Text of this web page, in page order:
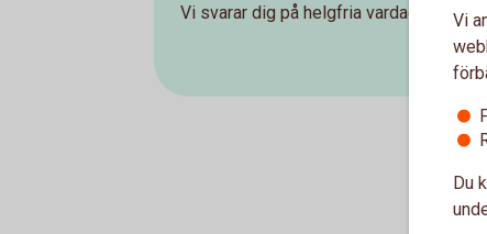
Vi svarar dig på helgfria vardagar
Vi
Du